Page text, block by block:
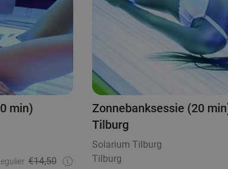
min)
€14,50
Zonnebanksessie (20
Tilburg
Solarium Tilburg
Tilburg